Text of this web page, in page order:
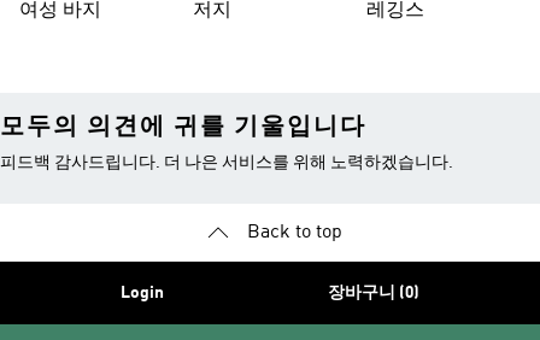
여성 바지 저지 레깅스
모두의 의견에 귀를 기울입니다
피드백 감사드립니다. 더 나은 서비스를 위해 노력하겠습니다.
Back to top
Login 장바구니 (0)